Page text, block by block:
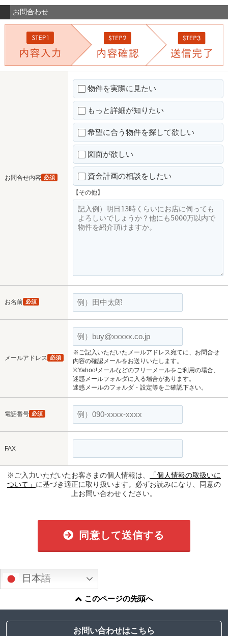
お問合わせ
お問合せ内容 必須
物件を実際に見たい
もっと詳細が知りたい
希望に合う物件を探して欲しい
図面が欲しい
資金計画の相談をしたい
【その他】
お名前 必須
メールアドレス 必須
※ご記入いただいたメールアドレス宛てに、お問合せ
内容の確認メールをお送りいたします。
※Yahoo!メールなどのフリーメールをご利用の場合、
迷惑メールフォルダに入る場合があります。
迷惑メールのフォルダ・設定等をご確認下さい。
電話番号 必須
FAX
※ご入力いただいたお客さまの個人情報は、
「個人情報の取扱いに
ついて」 に基づき適正に取り扱います。必ずお読みになり、同意の
上お問い合わせください。
同意して送信する
日本語
このページの先頭へ
お問い合わせはこちら